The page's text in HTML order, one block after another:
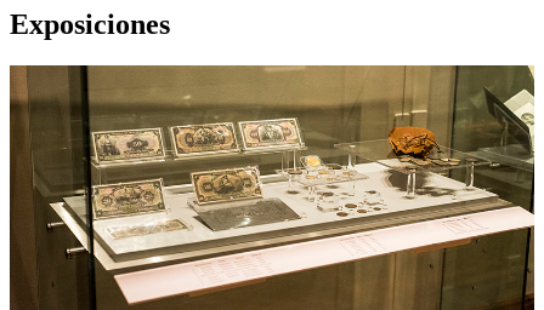
Exposiciones